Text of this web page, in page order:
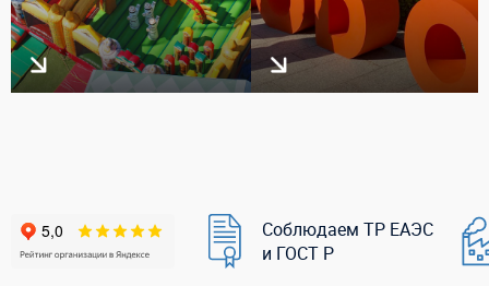
Соблюдаем ТР ЕАЭС
и ГОСТ Р